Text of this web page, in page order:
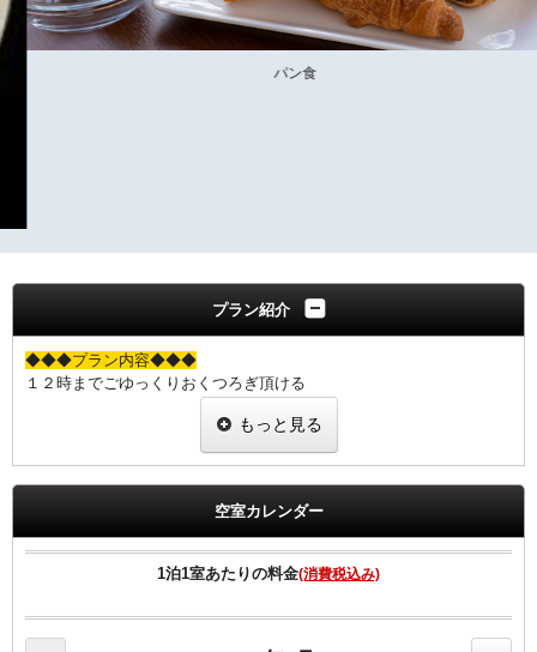
パン食
プラン紹介
◆◆◆プラン内容◆◆◆
１２時までごゆっくりおくつろぎ頂ける
JR下関駅から徒歩２分の好立地
≪朝食メニュー≫2024年5月8日よりリニューアル
・自慢の焼きたてパン
・挽きたて香り豊かなコーヒー
・選べる３種類のスープ
もっと見る
空室カレンダー
1泊1室あたりの料金(消費税込み)